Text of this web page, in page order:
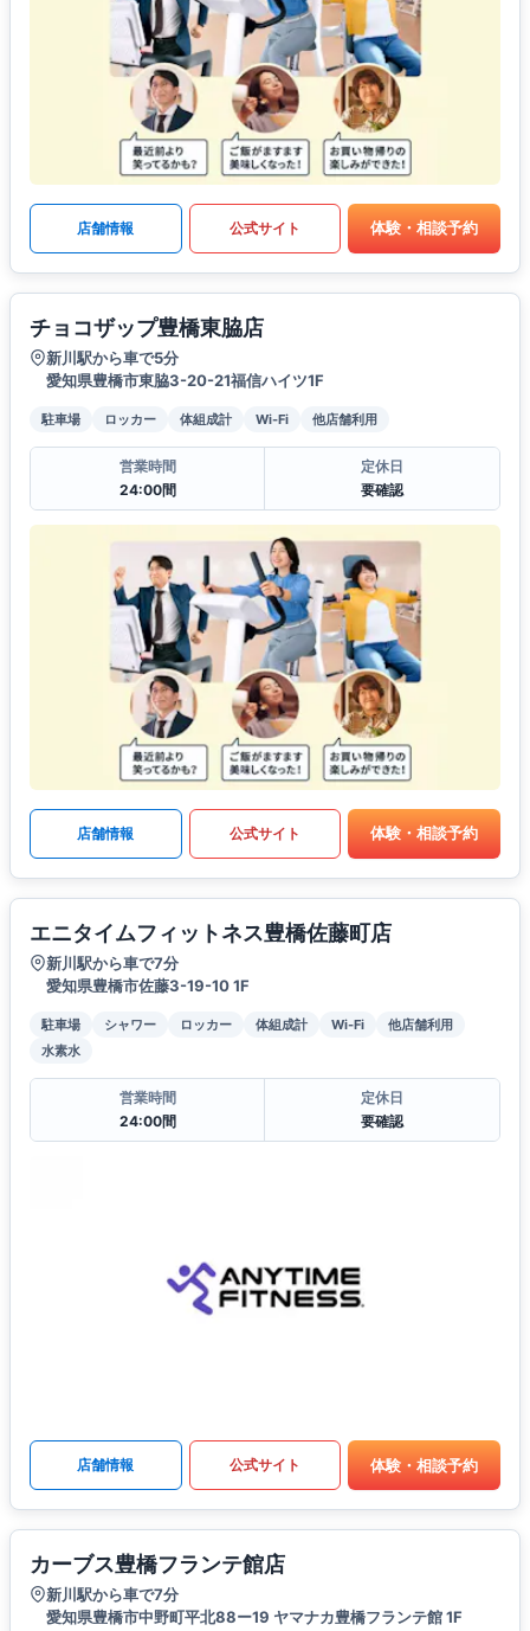
店舗情報 公式サイト 体験・相談予約
チョコザップ豊橋東脇店
新川駅から車で5分
愛知県豊橋市東脇3-20-21福信ハイツ1F
駐車場 ロッカー 体組成計 Wi-Fi 他店舗利用
営業時間
24:00間
定休日
要確認
店舗情報 公式サイト 体験・相談予約
エニタイムフィットネス豊橋佐藤町店
新川駅から車で7分
愛知県豊橋市佐藤3-19-10 1F
駐車場 シャワー ロッカー 体組成計 Wi-Fi
他店舗利用
水素水
営業時間
24:00間
定休日
要確認
店舗情報 公式サイト 体験・相談予約
カーブス豊橋フランテ館店
新川駅から車で7分
愛知県豊橋市中野町平北88ー19 ヤマナカ豊橋フランテ館 1F